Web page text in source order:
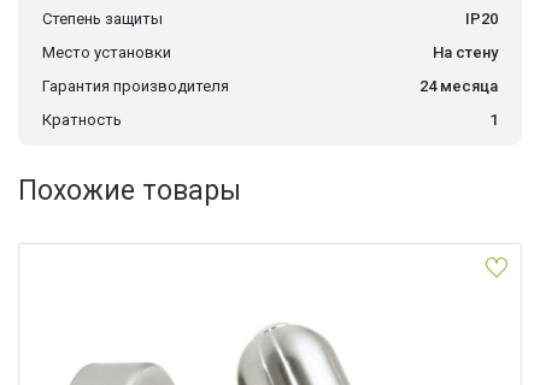
Степень защиты
IP20
Место установки
На стену
Гарантия производителя
24 месяца
Кратность
1
Похожие товары